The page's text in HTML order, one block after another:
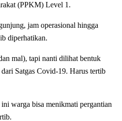
(PPKM) Level 1.
jam operasional hingga
diperhatikan.
mal), tapi nanti dilihat bentuk
Satgas Covid-19. Harus tertib
warga bisa menikmati pergantian